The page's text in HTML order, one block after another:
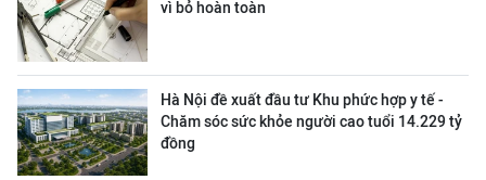
vì bỏ hoàn toàn
Hà Nội đề xuất đầu tư Khu phức hợp y tế -
Chăm sóc sức khỏe người cao tuổi 14.229 tỷ
đồng